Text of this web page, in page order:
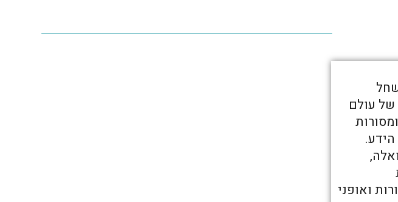
עולם
ואופני